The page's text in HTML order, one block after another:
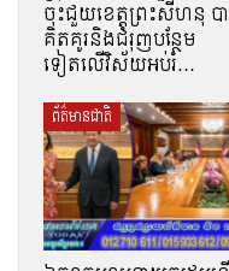
ចុះជួយខេត្តព្រះសីហនុ ប
គិតគូរនិងជំរុញបន្ថែម
ទៀតលើវិស័យអប់រំ…
ព័ត៌មានជាតិ